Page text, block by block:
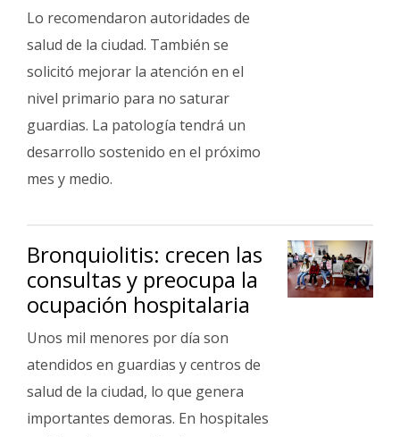
Lo recomendaron autoridades de
salud de la ciudad. También se
solicitó mejorar la atención en el
nivel primario para no saturar
guardias. La patología tendrá un
desarrollo sostenido en el próximo
mes y medio.
Bronquiolitis: crecen las
consultas y preocupa la
ocupación hospitalaria
Unos mil menores por día son
atendidos en guardias y centros de
salud de la ciudad, lo que genera
importantes demoras. En hospitales